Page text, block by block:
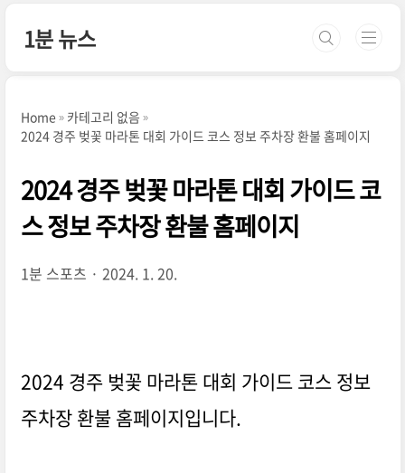
1분 뉴스
Home
카테고리 없음
2024 경주 벚꽃 마라톤 대회 가이드 코스 정보 주차장 환불 홈페이지
2024 경주 벚꽃 마라톤 대회 가이드 코
스 정보 주차장 환불 홈페이지
1분 스포츠 2024. 1. 20.
2024 경주 벚꽃 마라톤 대회 가이드 코스 정보
주차장 환불 홈페이지입니다.